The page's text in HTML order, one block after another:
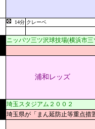
14分 クレーベ
ニッパツ三ツ沢球技場(横浜市
浦和レッズ
埼玉スタジアム２００２
埼玉県が「まん延防止等重点措